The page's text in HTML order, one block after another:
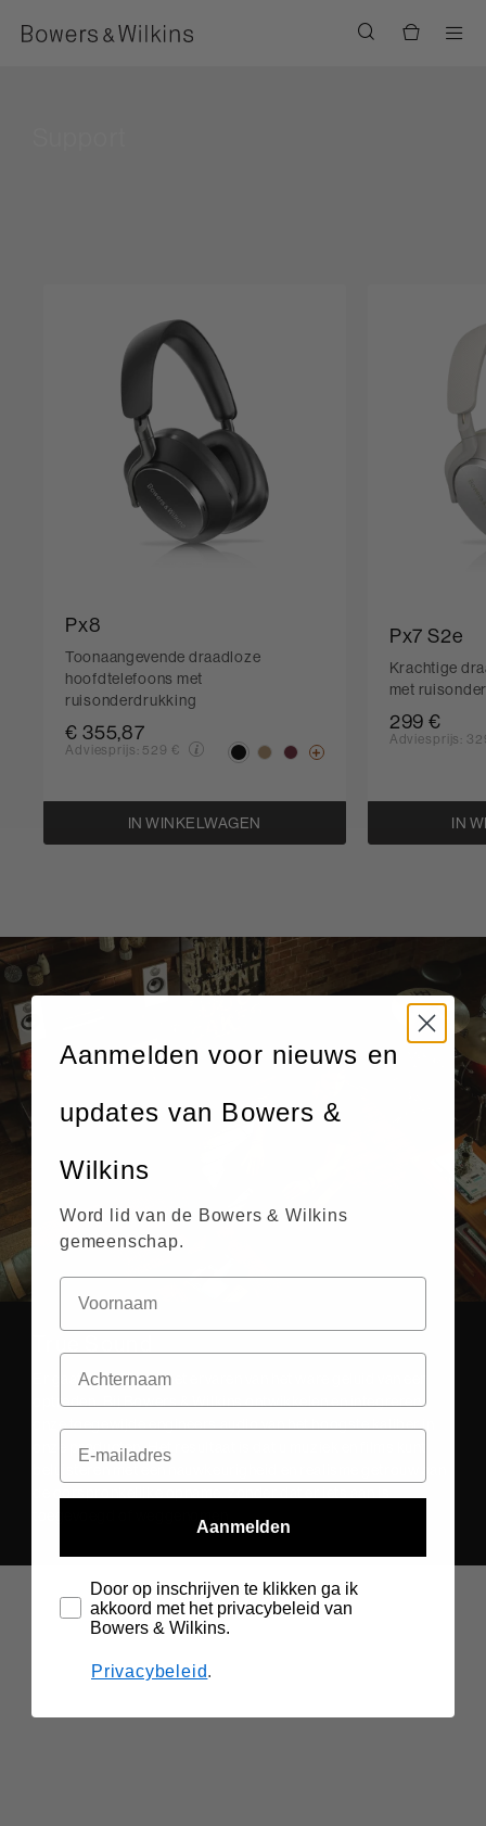
Px8
Toonaangevende draadloze
hoofdtelefoons met
ruisonderdrukking
€ 355,87
Adviesprijs: 529 €
IN WINKELWAGEN
Px7 S2e
Krachtige
met
299 €
Adviesprijs:
IN
Er gaat niets boven het ervaren van het ware geluid van een
optreden. Bij Bowers & Wilkins ontwikkelen en integreren
onze toegewijde engineers audio van het hoogste kaliber in
onze producten. Het resultaat is dat u muziek en films kunt
toegevoegd of weggenomen.
Aanmelden voor nieuws en
updates van Bowers &
Wilkins
Word lid van de Bowers & Wilkins
gemeenschap.
Aanmelden
Door op inschrijven te klikken ga ik
akkoord met het privacybeleid van
Bowers & Wilkins.
Privacybeleid.